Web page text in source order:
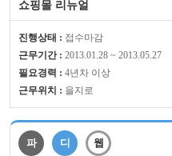
쇼핑몰 리뉴얼
진행상태 : 접수마감
근무기간 : 2013.01.28 ~ 2013.05.27
필요경력 : 4년차 이상
근무위치 : 을지로
파 디 웹